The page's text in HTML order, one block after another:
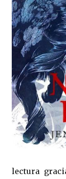
lectura